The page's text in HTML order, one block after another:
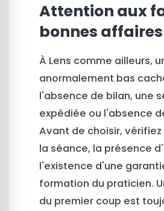
Attention aux
bonnes affaires
À Lens comme ailleurs,
anormalement bas
l'absence de bilan, une
expédiée ou l'absence
Avant de choisir,
la séance, la présence
l'existence d'une
formation du praticien.
du premier coup est